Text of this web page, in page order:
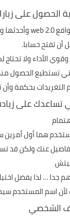
على
تفتح حسابا.
الأداء ولا
الحصول
التغريدات بحكمة
تساعدك على
هما أول أمرين
عنك ولكن
الشخصي